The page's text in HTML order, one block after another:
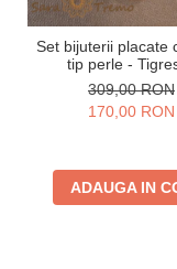
Set bijuterii placate
tip perle -
309,00 RON
170,00 RON
ADAUGA IN